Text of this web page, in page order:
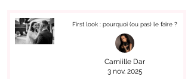
First look : pourquoi (ou pas) le faire ?
Camiille Dar
3 nov. 2025